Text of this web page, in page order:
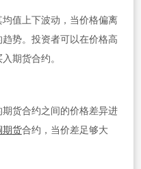
值上下波动，当价格偏离
势。投资者可以在价格高
期货合约。
货合约之间的价格差异进
期货合约，当价差足够大